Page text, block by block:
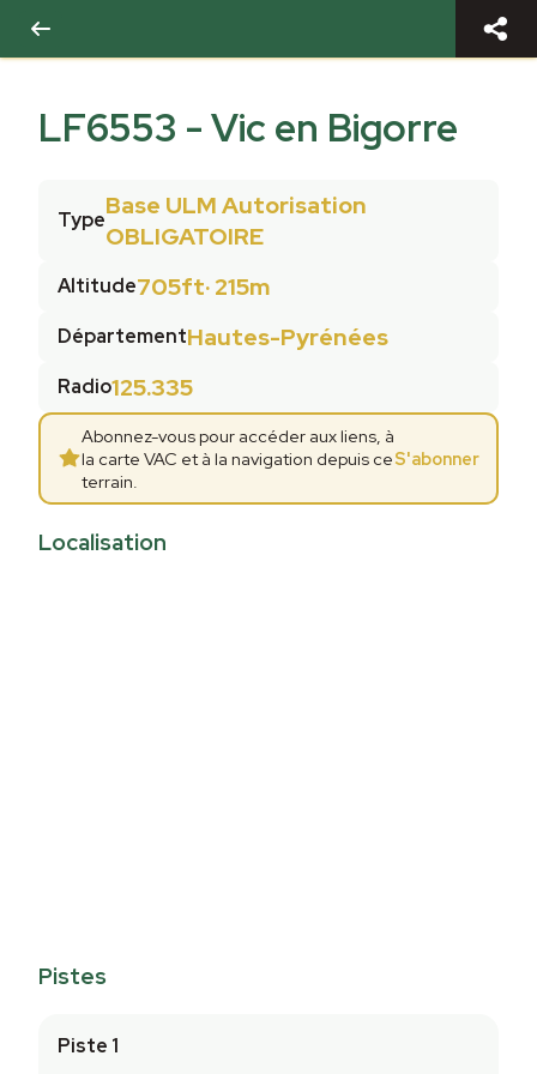
LF6553 -Vic en Bigorre
TypeBase ULM Autorisation
OBLIGATOIRE
Altitude705ft·215m
DépartementHautes-Pyrénées
Radio125.335
Abonnez-vous pour accéder aux liens, à
la carte VAC et à la navigation depuis ce
terrain.
S'abonner
Localisation
Pistes
Piste 1